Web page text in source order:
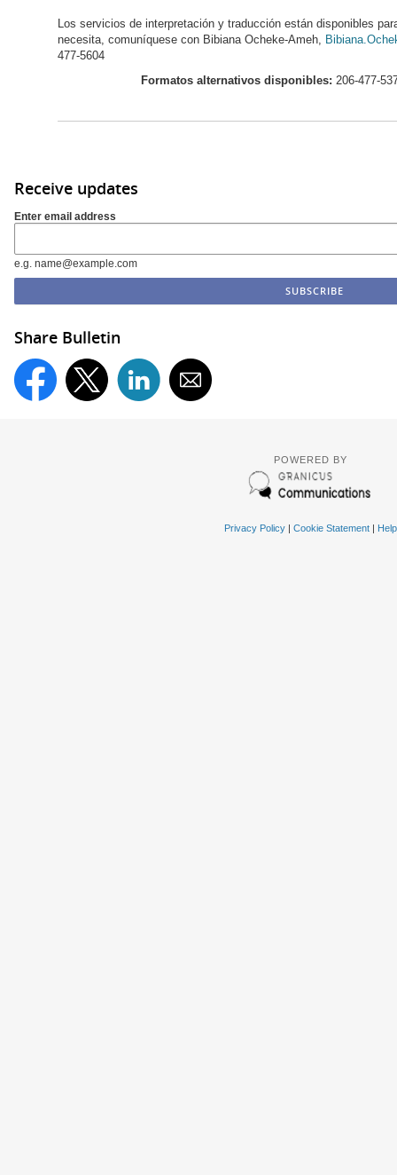
Los servicios de interpretación y traducción están disponibles
necesita, comuníquese con Bibiana Ocheke-Ameh,
477-5604
Formatos alternativos disponibles: 206-477-
Receive updates
Enter email address
e.g. name@example.com
Share Bulletin
POWERED BY
Privacy Policy| Cookie Statement| Help